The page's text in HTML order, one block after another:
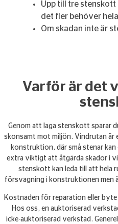
Upp till tre
det fler behöver
Om skadan inte är
Varför är det
Genom att laga stenskott sparar
skonsamt mot miljön. Vindrutan är
konstruktion, där små stenar
extra viktigt att åtgärda skador i
stenskott kan leda till att hela
försvagning i konstruktionen men
Kostnaden för reparation eller
Hos oss, en auktoriserad
icke-auktoriserad verkstad.